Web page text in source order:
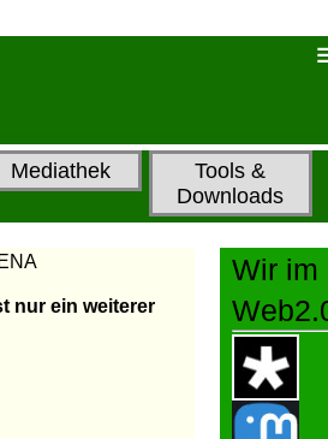
Mediathek
Tools &
Downloads
nur ein weiterer
Wir im